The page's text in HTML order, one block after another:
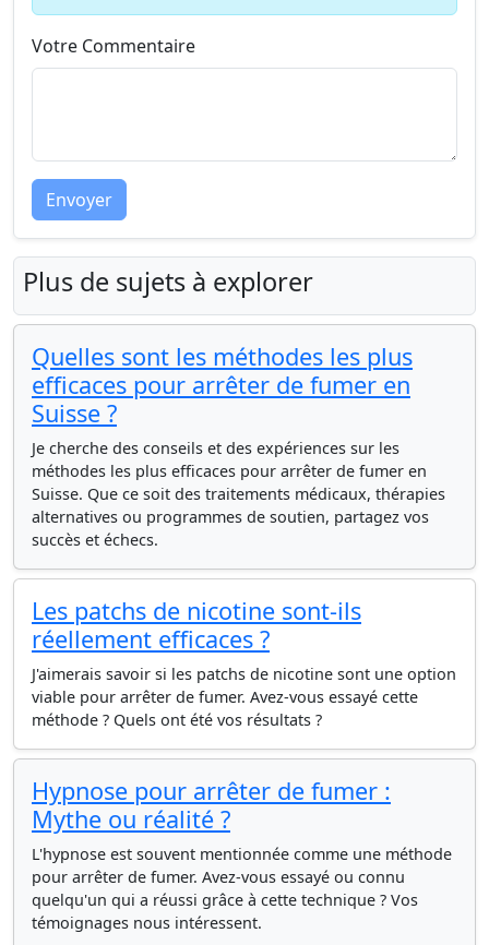
Votre Commentaire
Envoyer
Plus de sujets à explorer
Quelles sont les méthodes les plus
efficaces pour arrêter de fumer en
Suisse ?
Je cherche des conseils et des expériences sur les
méthodes les plus efficaces pour arrêter de fumer en
Suisse. Que ce soit des traitements médicaux, thérapies
alternatives ou programmes de soutien, partagez vos
succès et échecs.
Les patchs de nicotine sont-ils
réellement efficaces ?
J'aimerais savoir si les patchs de nicotine sont une option
viable pour arrêter de fumer. Avez-vous essayé cette
méthode ? Quels ont été vos résultats ?
Hypnose pour arrêter de fumer :
Mythe ou réalité ?
L'hypnose est souvent mentionnée comme une méthode
pour arrêter de fumer. Avez-vous essayé ou connu
quelqu'un qui a réussi grâce à cette technique ? Vos
témoignages nous intéressent.